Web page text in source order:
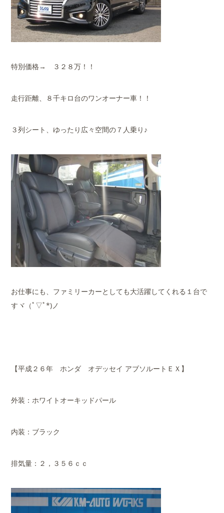
特別価格→ ３２８万！！
走行距離、８千キロ台のワンオーナー車！！
３列シート、ゆったり広々空間の７人乗り♪
お仕事にも、ファミリーカーとしても大活躍してくれる１台で
すヾ（ﾟ▽ﾟ*)ノ
【平成２６年 ホンダ オデッセイ アブソルートＥＸ】
外装：ホワイトオーキッドパール
内装：ブラック
排気量：２，３５６ｃｃ